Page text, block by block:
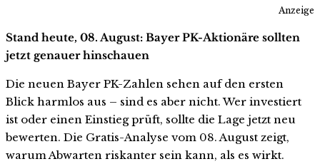
Anzeige
Stand heute, 08. August: Bayer PK-Aktionäre sollten
jetzt genauer hinschauen
Die neuen Bayer PK-Zahlen sehen auf den ersten
Blick harmlos aus – sind es aber nicht. Wer investiert
ist oder einen Einstieg prüft, sollte die Lage jetzt neu
bewerten. Die Gratis-Analyse vom 08. August zeigt,
warum Abwarten riskanter sein kann, als es wirkt.